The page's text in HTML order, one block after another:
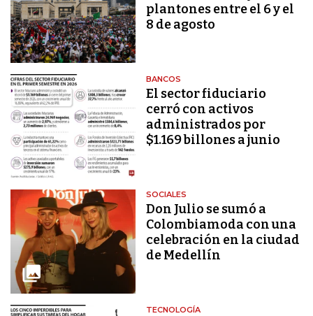
plantones entre el 6 y el
8 de agosto
BANCOS
El sector fiduciario
cerró con activos
administrados por
$1.169 billones a junio
SOCIALES
Don Julio se sumó a
Colombiamoda con una
celebración en la ciudad
de Medellín
TECNOLOGÍA